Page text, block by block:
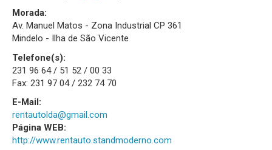
Morada:
Av. Manuel Matos - Zona Industrial CP 361
Mindelo - Ilha de São Vicente
Telefone(s):
231 96 64 / 51 52 / 00 33
Fax: 231 97 04 / 232 74 70
E-Mail:
rentautolda@gmail.com
Página WEB:
http://www.rentauto.standmoderno.com